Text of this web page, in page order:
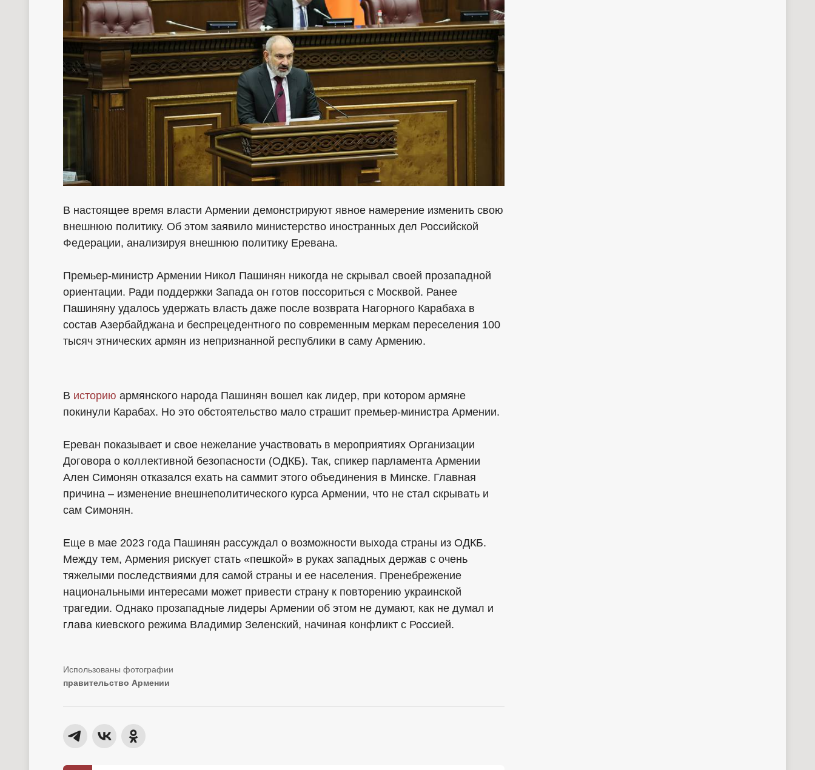
В настоящее время власти Армении демонстрируют явное намерение изменить свою
внешнюю политику. Об этом заявило министерство иностранных дел Российской
Федерации, анализируя внешнюю политику Еревана.
Премьер-министр Армении Никол Пашинян никогда не скрывал своей прозападной
ориентации. Ради поддержки Запада он готов поссориться с Москвой. Ранее
Пашиняну удалось удержать власть даже после возврата Нагорного Карабаха в
состав Азербайджана и беспрецедентного по современным меркам переселения 100
тысяч этнических армян из непризнанной республики в саму Армению.
В историю армянского народа Пашинян вошел как лидер, при котором армяне
покинули Карабах. Но это обстоятельство мало страшит премьер-министра Армении.
Ереван показывает и свое нежелание участвовать в мероприятиях Организации
Договора о коллективной безопасности (ОДКБ). Так, спикер парламента Армении
Ален Симонян отказался ехать на саммит этого объединения в Минске. Главная
причина – изменение внешнеполитического курса Армении, что не стал скрывать и
сам Симонян.
Еще в мае 2023 года Пашинян рассуждал о возможности выхода страны из ОДКБ.
Между тем, Армения рискует стать «пешкой» в руках западных держав с очень
тяжелыми последствиями для самой страны и ее населения. Пренебрежение
национальными интересами может привести страну к повторению украинской
трагедии. Однако прозападные лидеры Армении об этом не думают, как не думал и
глава киевского режима Владимир Зеленский, начиная конфликт с Россией.
правительство Армении